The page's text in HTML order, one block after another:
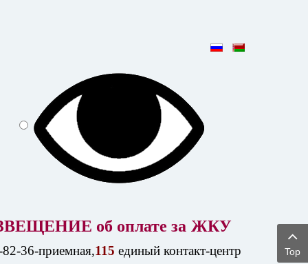
об оплате за ЖКУ
36-приемная,115 единый контакт-центр
Top